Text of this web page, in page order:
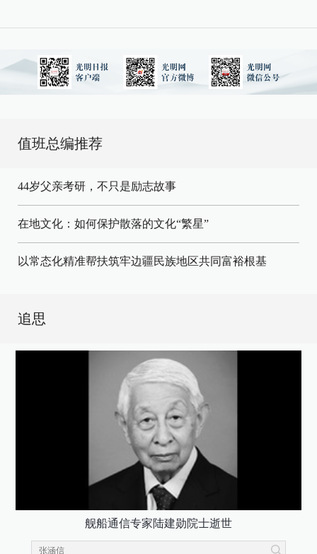
值班总编推荐
44岁父亲考研，不只是励志故事
在地文化：如何保护散落的文化“繁星”
以常态化精准帮扶筑牢边疆民族地区共同富裕根基
追思
舰船通信专家陆建勋院士逝世